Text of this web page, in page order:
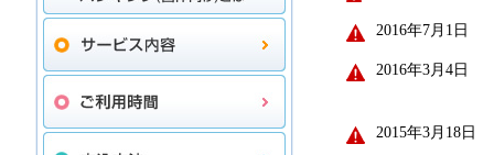
2016年7月1日
2016年3月4日
2015年3月18日